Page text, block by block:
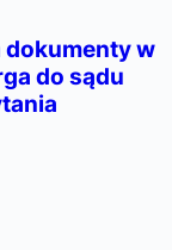
dokumenty w
do sądu